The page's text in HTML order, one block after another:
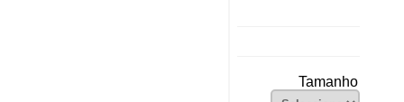
Tamanho